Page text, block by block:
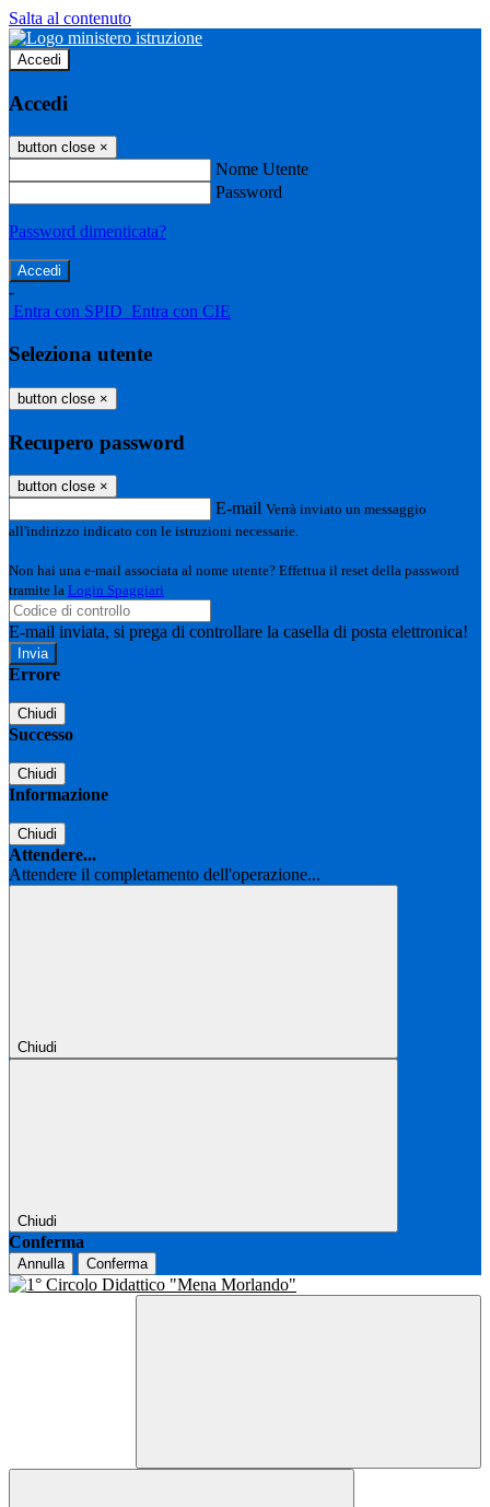
Salta al contenuto
Accedi
Accedi
button close ×
Nome Utente
Password
Password dimenticata?
-
Entra con SPID Entra con CIE
Seleziona utente
button close ×
Recupero password
button close ×
E-mail Verrà inviato un messaggio
all'indirizzo indicato con le istruzioni necessarie.
Non hai una e-mail associata al nome utente? Effettua il reset della password
tramite la Login Spaggiari
E-mail inviata, si prega di controllare la casella di posta elettronica!
Errore
Chiudi
Successo
Chiudi
Informazione
Chiudi
Attendere...
Attendere il completamento dell'operazione...
Chiudi
Chiudi
Conferma
Annulla Conferma